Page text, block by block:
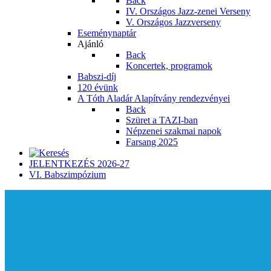
IV. Országos Jazz-zenei Verseny
V. Országos Jazzverseny
Eseménynaptár
Ajánló
Back
Koncertek, programok
Babszi-díj
120 évünk
A Tóth Aladár Alapítvány rendezvényei
Back
Szüret a TAZI-ban
Népzenei szakmai napok
Farsang 2025
JELENTKEZÉS 2026-27
VI. Babszimpózium